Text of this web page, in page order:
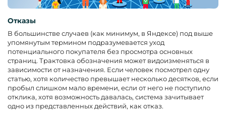
Отказы
В большинстве случаев (как минимум, в Яндексе) под выше
упомянутым термином подразумевается уход
потенциального покупателя без просмотра основных
страниц. Трактовка обозначения может видоизменяться в
зависимости от назначения. Если человек посмотрел одну
статью, хотя количество превышает несколько десятков, если
пробыл слишком мало времени, если от него не поступило
отклика, хотя возможность давалась, система зачитывает
одно из представленных действий, как отказ.